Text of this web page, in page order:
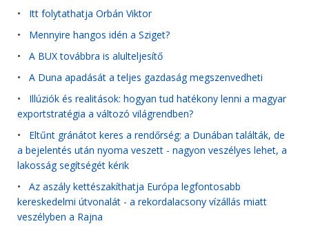
• Itt folytathatja Orbán Viktor
• Mennyire hangos idén a Sziget?
• A BUX továbbra is alulteljesítő
• A Duna apadását a teljes gazdaság megszenvedheti
• Illúziók és realitások: hogyan tud hatékony lenni a magyar
exportstratégia a változó világrendben?
• Eltűnt gránátot keres a rendőrség: a Dunában találták, de
a bejelentés után nyoma veszett - nagyon veszélyes lehet, a
lakosság segítségét kérik
• Az aszály kettészakíthatja Európa legfontosabb
kereskedelmi útvonalát - a rekordalacsony vízállás miatt
veszélyben a Rajna